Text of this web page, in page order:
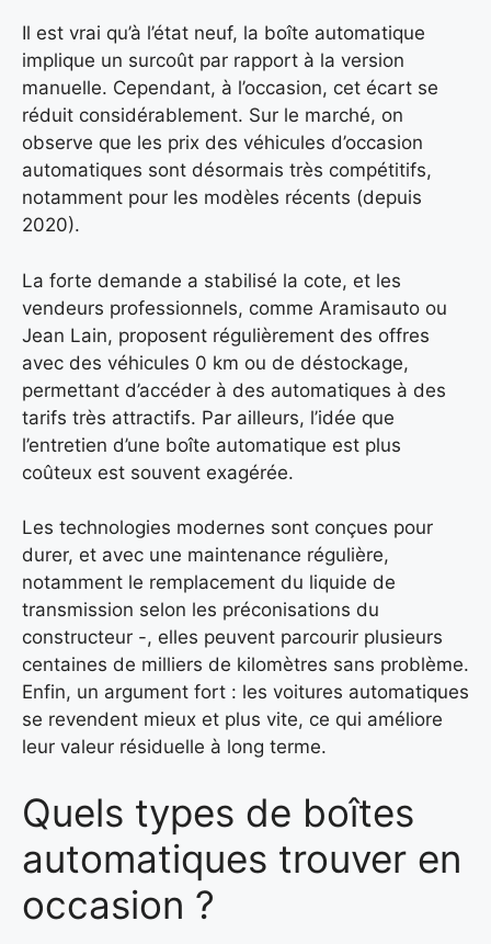
Il est vrai qu’à l’état neuf, la boîte automatique
implique un surcoût par rapport à la version
manuelle. Cependant, à l’occasion, cet écart se
réduit considérablement. Sur le marché, on
observe que les prix des véhicules d’occasion
automatiques sont désormais très compétitifs,
notamment pour les modèles récents (depuis
2020).
La forte demande a stabilisé la cote, et les
vendeurs professionnels, comme Aramisauto ou
Jean Lain, proposent régulièrement des offres
avec des véhicules 0 km ou de déstockage,
permettant d’accéder à des automatiques à des
tarifs très attractifs. Par ailleurs, l’idée que
l’entretien d’une boîte automatique est plus
coûteux est souvent exagérée.
Les technologies modernes sont conçues pour
durer, et avec une maintenance régulière,
notamment le remplacement du liquide de
transmission selon les préconisations du
constructeur -, elles peuvent parcourir plusieurs
centaines de milliers de kilomètres sans problème.
Enfin, un argument fort : les voitures automatiques
se revendent mieux et plus vite, ce qui améliore
leur valeur résiduelle à long terme.
Quels types de boîtes
automatiques trouver en
occasion ?